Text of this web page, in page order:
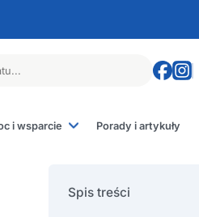
i wsparcie Porady i artykuły
Spis treści